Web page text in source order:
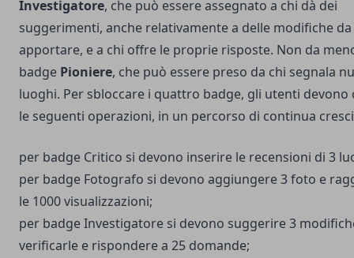
Investigatore, che può essere assegnato a chi dà dei
suggerimenti, anche relativamente a delle modifiche da
apportare, e a chi offre le proprie risposte. Non da
badge Pioniere, che può essere preso da chi segnala
luoghi. Per sbloccare i quattro badge, gli utenti devono
le seguenti operazioni, in un percorso di continua
per badge Critico si devono inserire le recensioni di 3
per badge Fotografo si devono aggiungere 3 foto e
le 1000 visualizzazioni;
per badge Investigatore si devono suggerire 3
verificarle e rispondere a 25 domande;